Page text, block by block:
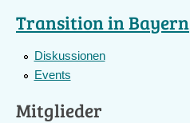
Transition in Bayern
Diskussionen
Events
Mitglieder